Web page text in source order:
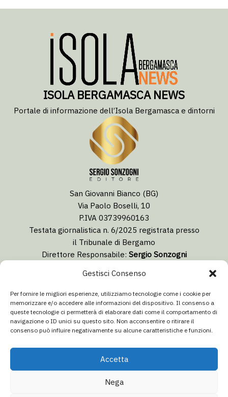
Gestisci Consenso
Per fornire le migliori esperienze, utilizziamo tecnologie come i cookie per
memorizzare e/o accedere alle informazioni del dispositivo. Il consenso a
queste tecnologie ci permetterà di elaborare dati come il comportamento di
navigazione o ID unici su questo sito. Non acconsentire o ritirare il
consenso può influire negativamente su alcune caratteristiche e funzioni.
Accetta
Nega
ISOLA BERGAMASCA NEWS
Portale di informazione dell’Isola Bergamasca e dintorni
San Giovanni Bianco (BG)
Via Paolo Boselli, 10
P.IVA 03739960163
Testata giornalistica n. 6/2025 registrata presso
il Tribunale di Bergamo
Direttore Responsabile: Sergio Sonzogni
redazione@isolabergamascanews.it
info@italiacommunication.com
Telefono: 0345 41834